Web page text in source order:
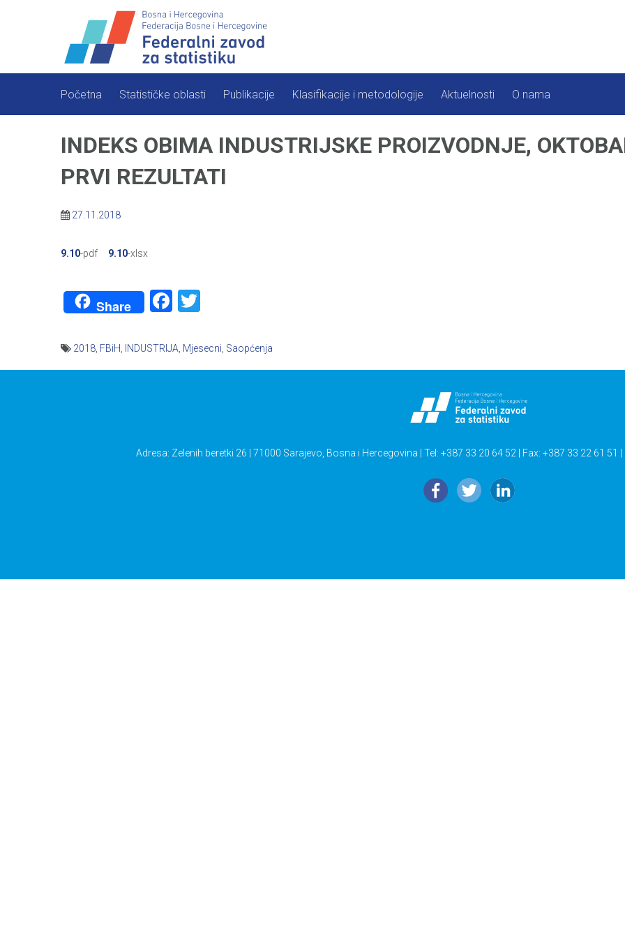
Početna Statističke oblasti Publikacije Klasifikacije i metodologije Aktuelnosti O nama
INDEKS OBIMA INDUSTRIJSKE PROIZVODNJE,
PRVI REZULTATI
27.11.2018
9.10-pdf 9.10-xlsx
Share Facebook
2018 FBiH INDUSTRIJA Mjesecni Saopćenja
Adresa: Zelenih beretki 26 | 71000 Sarajevo, Bosna i Hercegovina | Tel: +387 33 20 64 52 | Fax: +387 33 22 61 51 |